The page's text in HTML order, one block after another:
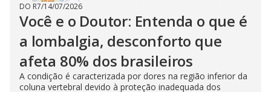
DO R7/14/07/2026
Você e o Doutor: Entenda o que é
a lombalgia, desconforto que
afeta 80% dos brasileiros
A condição é caracterizada por dores na região inferior da
coluna vertebral devido à proteção inadequada dos